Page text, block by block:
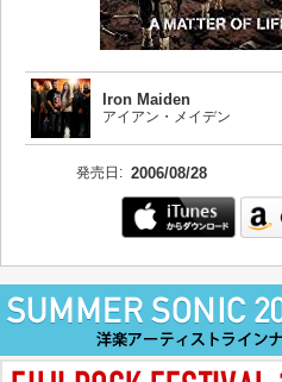
Iron Maiden
アイアン・メイデン
発売日: 2006/08/28